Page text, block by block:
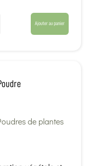
Ajouter au panier